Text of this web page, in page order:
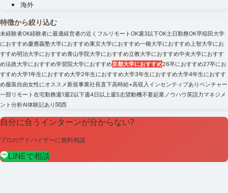
海外
特徴から絞り込む
未経験者OK経験者に最適経営者の近く フルリモートOK週3以下OK土日勤務OK早稲田大学
におすすめ慶應義塾大学におすすめ東京大学におすすめ一橋大学におすすめ上智大学にお
すすめ明治大学におすすめ青山学院大学におすすめ立教大学におすすめ中央大学におすす
め法政大学におすすめ学習院大学におすすめ京都大学におすすめ26卒におすすめ27卒にお
すすめ大学1年生におすすめ大学2年生におすすめ大学3年生におすすめ大学4年生におすす
め服装自由女性にオススメ新規事業社長直下高時給+高収入 インセンティブありベンチャー
一部リモート在宅勤務週1週2以下週4日以上週5志望動機不要起業ノウハウ英語力マネジメ
ント分析AI体験記あり関西
自分に合うインターンが分からない?
プロのアドバイザーに無料相談
LINEで相談